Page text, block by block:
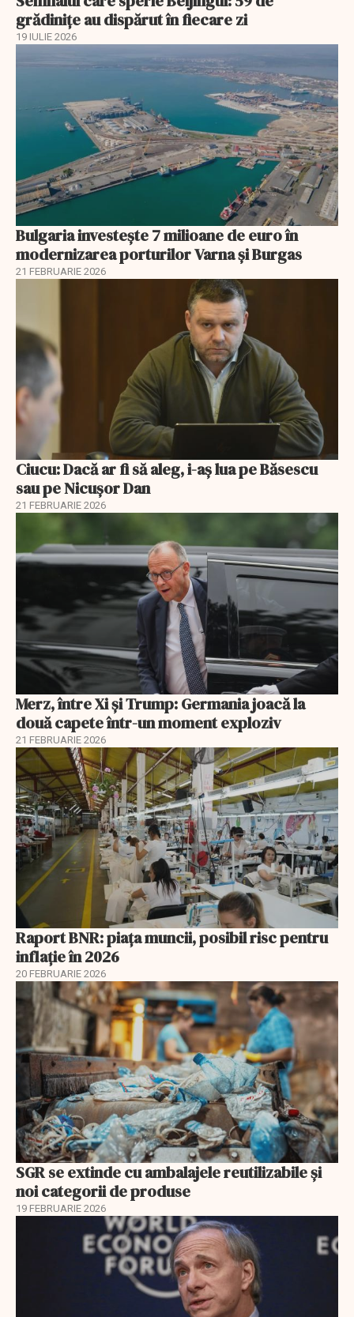
grădinițe au dispărut în fiecare zi
19 IULIE 2026
Bulgaria investește 7 milioane de euro în
modernizarea porturilor Varna și Burgas
21 FEBRUARIE 2026
Ciucu: Dacă ar fi să aleg, i-aș lua pe Băsescu
sau pe Nicușor Dan
21 FEBRUARIE 2026
Merz, între Xi și Trump: Germania joacă la
două capete într-un moment exploziv
21 FEBRUARIE 2026
Raport BNR: piața muncii, posibil risc pentru
inflație în 2026
20 FEBRUARIE 2026
SGR se extinde cu ambalajele reutilizabile și
noi categorii de produse
19 FEBRUARIE 2026